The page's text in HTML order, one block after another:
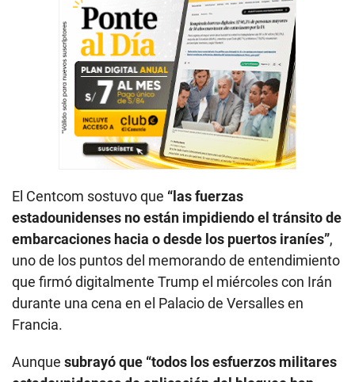
El Centcom sostuvo que “las fuerzas
estadounidenses no están impidiendo el tránsito de
embarcaciones hacia o desde los puertos iraníes”,
uno de los puntos del memorando de entendimiento
que firmó digitalmente Trump el miércoles con Irán
durante una cena en el Palacio de Versalles en
Francia.
Aunque subrayó que “todos los esfuerzos militares